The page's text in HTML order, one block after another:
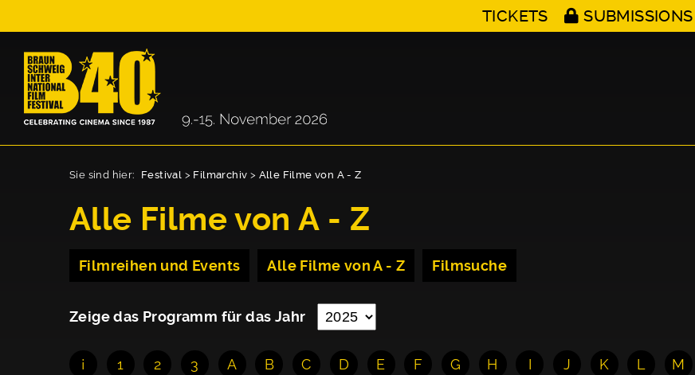
TICKETS SUBMISSIONS
Sie sind hier: Festival > Filmarchiv > Alle Filme von A - Z
Alle Filme von A - Z
Filmreihen und Events Alle Filme von A - Z Filmsuche
Zeige das Programm für das Jahr
¡ 1 2 3 A B C D E F G H I J K L M